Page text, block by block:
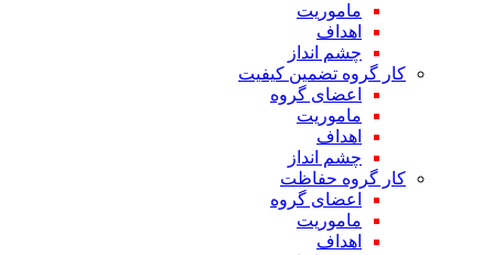
ماموریت
اهداف
چشم انداز
کار گروه تضمین کیفیت
اعضای گروه
ماموریت
اهداف
چشم انداز
کار گروه حفاظت
اعضای گروه
ماموریت
اهداف